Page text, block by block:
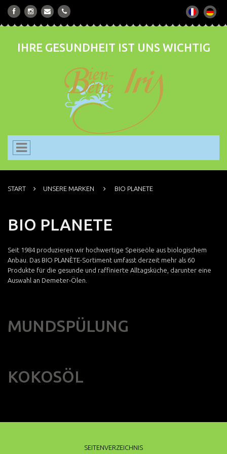
IHRE GESUNDHEIT IST UNS WICHTIG
START UNSERE MARKEN BIO PLANETE
BIO PLANETE
Seit 1984 produzieren wir hochwertige Speiseöle aus biologischem
Anbau. Das BIO PLANÈTE-Sortiment umfasst derzeit mehr als 60
Produkte für die gesunde und raffinierte Alltagsküche, darunter eine
Auswahl an Demeter-Ölen.
MUNDSPÜLUNG
KOKOSÖL
SEITENVERZEICHNIS